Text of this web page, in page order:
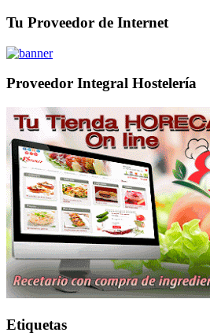
Tu Proveedor de Internet
Proveedor Integral Hostelería
Etiquetas